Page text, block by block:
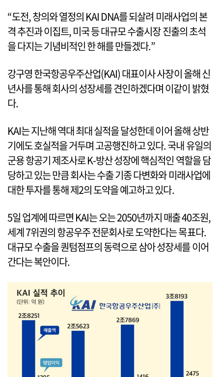
“도전, 창의와 열정의 KAI DNA를 되살려 미래사업의 본
격 추진과 이집트, 미국 등 대규모 수출시장 진출의 초석
을 다지는 기념비적인 한 해를 만들겠다.”
강구영 한국항공우주산업(KAI) 대표이사 사장이 올해 신
년사를 통해 회사의 성장세를 견인하겠다며 이같이 밝혔
다.
KAI는 지난해 역대 최대 실적을 달성한데 이어 올해 상반
기에도 호실적을 거두며 고공행진하고 있다. 국내 유일의
군용 항공기 제조사로 K-방산 성장에 핵심적인 역할을 담
당하고 있는 만큼 회사는 수출 기종 다변화와 미래사업에
대한 투자를 통해 제2의 도약을 예고하고 있다.
5일 업계에 따르면 KAI는 오는 2050년까지 매출 40조원,
세계 7위권의 항공우주 전문회사로 도약한다는 목표다.
대규모 수출을 퀀텀점프의 동력으로 삼아 성장세를 이어
간다는 복안이다.